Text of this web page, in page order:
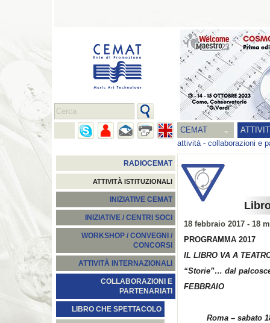
CEMAT
attività- collaborazioni e
RADIOCEMAT
ATTIVITÀ ISTITUZIONALI
INIZIATIVE CEMAT
INIZIATIVE / CENTRI SOCI
WORKSHOP / CONVEGNI /
CONCORSI
ATTIVITÀ INTERNAZIONALI
COLLABORAZIONI E
PARTENARIATI
LIBRO CHE SPETTACOLO
18 febbraio 2017 - 18
PROGRAMMA 2017
IL LIBRO VA A
“Storie”… dal
FEBBRAIO
Roma – sabato